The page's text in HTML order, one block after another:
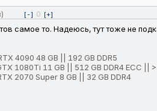
[-] 0 [+]
самое то. Надеюсь, тут тоже не
4090 48 GB || 192 GB DDR5
1080Ti 11 GB || 512 GB DDR4 ECC ||
2070 Super 8 GB || 32 GB DDR4